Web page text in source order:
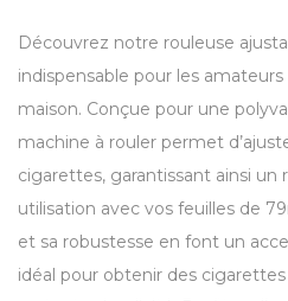
Découvrez notre rouleuse
indispensable pour les
maison. Conçue pour une
machine à rouler permet
cigarettes, garantissant ainsi un
utilisation avec vos feuilles de
et sa robustesse en font un
idéal pour obtenir des